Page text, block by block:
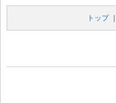
トップ｜